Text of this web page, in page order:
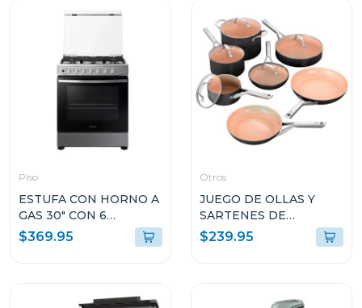
Piso
ESTUFA CON HORNO A
GAS 30" CON 6
QUEMADORES
NX52D3000MVAX
$369.95
Otros
JUEGO DE OLLAS Y
SARTENES DE
CERÁMICA
ANTIADHERENCIA
$239.95